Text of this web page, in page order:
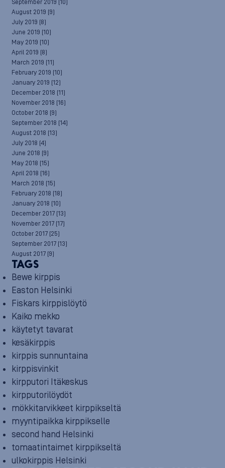
September 2019 (10)
August 2019 (9)
July 2019 (8)
June 2019 (10)
May 2019 (10)
April 2019 (8)
March 2019 (11)
February 2019 (10)
January 2019 (12)
December 2018 (11)
November 2018 (16)
October 2018 (9)
September 2018 (14)
August 2018 (13)
July 2018 (4)
June 2018 (9)
May 2018 (15)
April 2018 (16)
March 2018 (15)
February 2018 (18)
January 2018 (10)
December 2017 (13)
November 2017 (17)
October 2017 (25)
September 2017 (13)
August 2017 (9)
TAGS
Bewe kirppis
Easton Helsinki
Fiskars kirppislöytö
Kaiko mekko
käytetyt tavarat
kesäkirppis
kirppis sunnuntaina
kirppisvinkit
kirpputori Itäkeskus
kirpputorilöydöt
mökkitarvikkeet kirppikseltä
myyntipaikka kirppikselle
second hand Helsinki
tomaatintaimet kirppikseltä
ulkokirppis Helsinki